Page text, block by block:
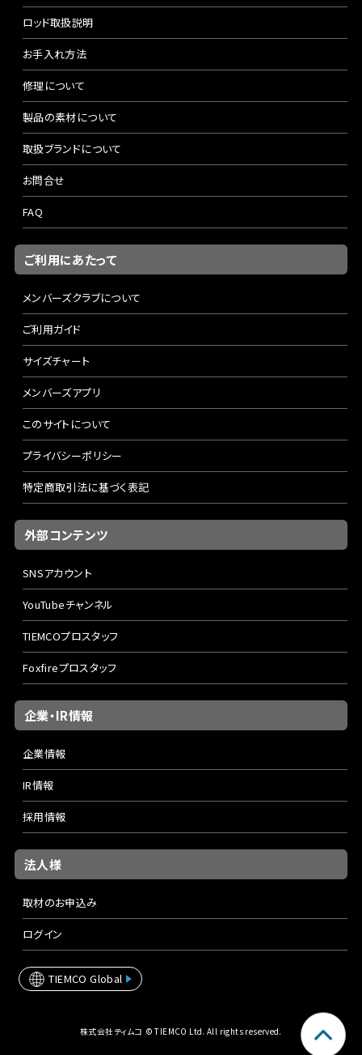
ロッド取扱説明
お手入れ方法
修理について
製品の素材について
取扱ブランドについて
お問合せ
FAQ
ご利用にあたって
メンバーズクラブについて
ご利用ガイド
サイズチャート
メンバーズアプリ
このサイトについて
プライバシーポリシー
特定商取引法に基づく表記
外部コンテンツ
SNSアカウント
YouTubeチャンネル
TIEMCOプロスタッフ
Foxfireプロスタッフ
企業・IR情報
企業情報
IR情報
採用情報
法人様
取材のお申込み
ログイン
TIEMCO Global
株式会社ティムコ © TIEMCO Ltd. All rights reserved.